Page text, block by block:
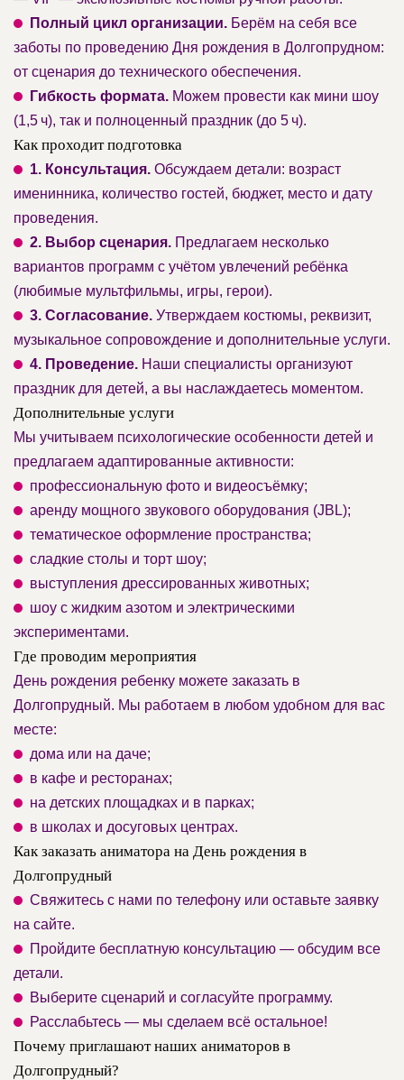
Полный цикл организации. Берём на себя все
заботы по проведению Дня рождения в Долгопрудном:
от сценария до технического обеспечения.
Гибкость формата. Можем провести как мини шоу
(1,5 ч), так и полноценный праздник (до 5 ч).
Как проходит подготовка
1. Консультация. Обсуждаем детали: возраст
именинника, количество гостей, бюджет, место и дату
проведения.
2. Выбор сценария. Предлагаем несколько
вариантов программ с учётом увлечений ребёнка
(любимые мультфильмы, игры, герои).
3. Согласование. Утверждаем костюмы, реквизит,
музыкальное сопровождение и дополнительные услуги.
4. Проведение. Наши специалисты организуют
праздник для детей, а вы наслаждаетесь моментом.
Дополнительные услуги
Мы учитываем психологические особенности детей и
предлагаем адаптированные активности:
профессиональную фото и видеосъёмку;
аренду мощного звукового оборудования (JBL);
тематическое оформление пространства;
сладкие столы и торт шоу;
выступления дрессированных животных;
шоу с жидким азотом и электрическими
экспериментами.
Где проводим мероприятия
День рождения ребенку можете заказать в
Долгопрудный. Мы работаем в любом удобном для вас
месте:
дома или на даче;
в кафе и ресторанах;
на детских площадках и в парках;
в школах и досуговых центрах.
Как заказать аниматора на День рождения в
Долгопрудный
Свяжитесь с нами по телефону или оставьте заявку
на сайте.
Пройдите бесплатную консультацию — обсудим все
детали.
Выберите сценарий и согласуйте программу.
Расслабьтесь — мы сделаем всё остальное!
Почему приглашают наших аниматоров в
Долгопрудный?